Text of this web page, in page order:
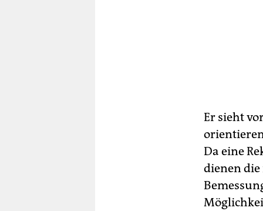
Er sieht
Da eine
dienen die